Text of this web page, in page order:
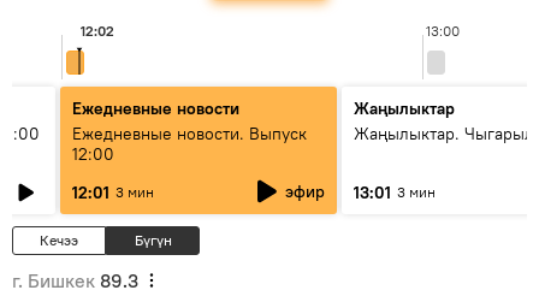
13:00
12:02
Ежедневные новости
Ежедневные новости. Выпуск
12:00
12:01 3 мин эфир
Жаңылыктар
Жаңылыктар.
13:01 3 мин
Кечээ Бүгүн
г. Бишкек 89.3